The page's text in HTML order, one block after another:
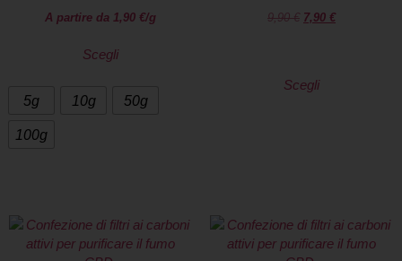
A partire da 1,90 €/g
Scegli
5g 10g 50g
100g
9,90€ 7,90 €
Scegli